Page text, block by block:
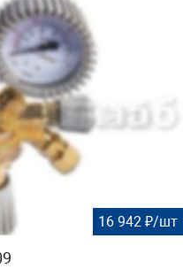
16 942 ₽/шт